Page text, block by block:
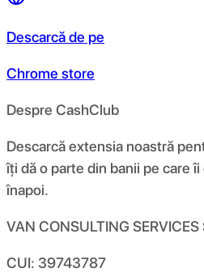
Descarcă de pe
Chrome store
Despre CashClub
Descarcă extensia noastră
îți dă o parte din banii pe care
înapoi.
VAN CONSULTING SERVICES
CUI: 39743787